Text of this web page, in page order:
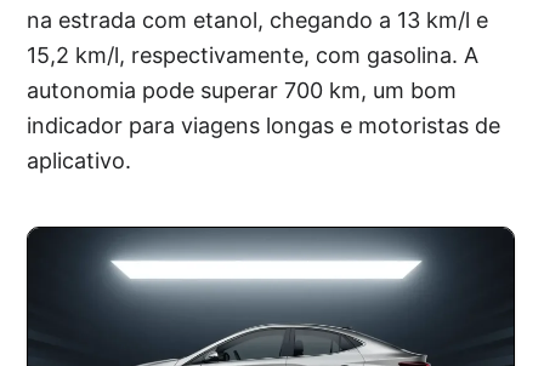
na estrada com etanol, chegando a 13 km/l e
15,2 km/l, respectivamente, com gasolina. A
autonomia pode superar 700 km, um bom
indicador para viagens longas e motoristas de
aplicativo.